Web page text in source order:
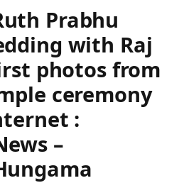
Prabhu
with Raj
photos from
ceremony
:
–